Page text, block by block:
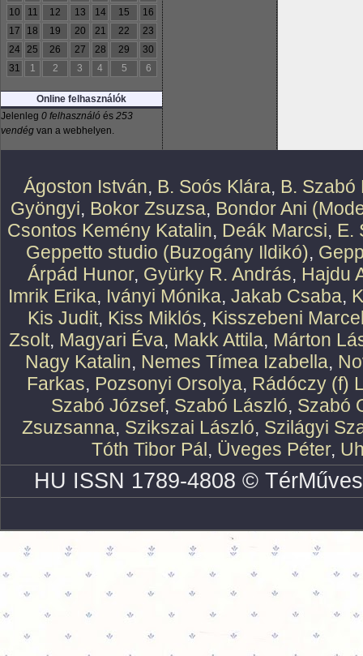
10
11 12 13 14 15
16
17
18 19 20 21 22
23
24
25 26 27 28 29
30
31
1 2 3 4 5 6
Online felhasználók
Jelenleg 0 felhasználó és 253
vendég van a webhelyen.
Ágoston István, B. Soós Klára, B. Szabó
Gyöngyi, Bokor Zsuzsa, Bondor Ani
Csontos Kemény Katalin, Deák Marcsi, E.
Geppetto studio (Buzogány Ildikó),
Árpád Hunor, Gyürky R. András, Hajdu
Imrik Erika, Iványi Mónika, Jakab Csaba,
Kis Judit, Kiss Miklós, Kisszebeni
Zsolt, Magyari Éva, Makk Attila, Márton
Nagy Katalin, Nemes Tímea Izabella,
Farkas, Pozsonyi Orsolya, Rádóczy (f)
Szabó József, Szabó László, Szabó
Zsuzsanna, Szikszai László, Szilágyi
Tóth Tibor Pál, Üveges Péter,
HU ISSN 1789-4808 ©